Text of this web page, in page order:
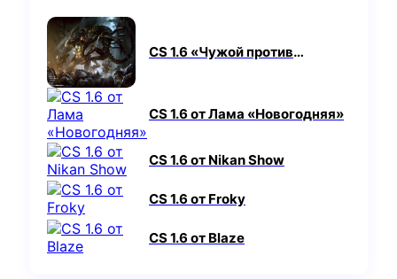
CS 1.6 «Чужой против
CS 1.6 от Лама «Новогодняя»
CS 1.6 от Nikan Show
CS 1.6 от Froky
CS 1.6 от Blaze